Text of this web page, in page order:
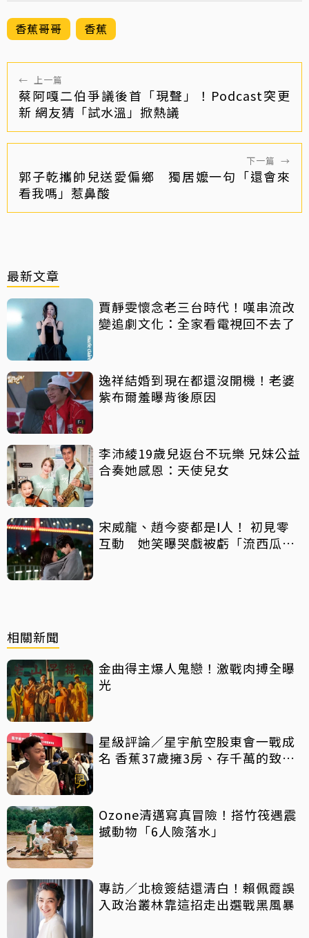
香蕉哥哥 香蕉
← 上一篇
蔡阿嘎二伯爭議後首「現聲」！Podcast突更
新 網友猜「試水溫」掀熱議
下一篇 →
郭子乾攜帥兒送愛偏鄉 獨居嬤一句「還會來
看我嗎」惹鼻酸
最新文章
賈靜雯懷念老三台時代！嘆串流改
變追劇文化：全家看電視回不去了
逸祥結婚到現在都還沒開機！老婆
紫布爾羞曝背後原因
李沛綾19歲兒返台不玩樂 兄妹公益
合奏她感恩：天使兒女
宋威龍、趙今麥都是I人！ 初見零
互動 她笑曝哭戲被虧「流西瓜
相關新聞
金曲得主爆人鬼戀！激戰肉搏全曝
光
星級評論／星宇航空股東會一戰成
名 香蕉37歲擁3房、存千萬的致富
Ozone清邁寫真冒險！搭竹筏遇震
撼動物「6人險落水」
專訪／北檢簽結還清白！賴佩霞誤
入政治叢林靠這招走出選戰黑風暴